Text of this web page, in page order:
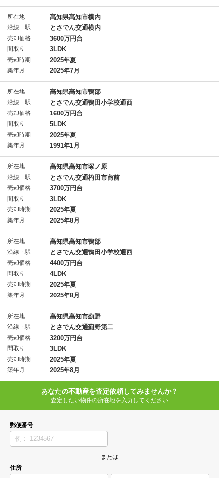
所在地 高知県高知市横内
沿線・駅 とさでん交通横内
売却価格 3600万円台
間取り 3LDK
売却時期 2025年夏
築年月 2025年7月
所在地 高知県高知市鴨部
沿線・駅 とさでん交通鴨田小学校通西
売却価格 1600万円台
間取り 5LDK
売却時期 2025年夏
築年月 1991年1月
所在地 高知県高知市塚ノ原
沿線・駅 とさでん交通杓田市商前
売却価格 3700万円台
間取り 3LDK
売却時期 2025年夏
築年月 2025年8月
所在地 高知県高知市鴨部
沿線・駅 とさでん交通鴨田小学校通西
売却価格 4400万円台
間取り 4LDK
売却時期 2025年夏
築年月 2025年8月
所在地 高知県高知市薊野
沿線・駅 とさでん交通薊野第二
売却価格 3200万円台
間取り 3LDK
売却時期 2025年夏
築年月 2025年8月
あなたの不動産を査定依頼してみませんか？
査定したい物件の所在地を入力してください
郵便番号
または
住所